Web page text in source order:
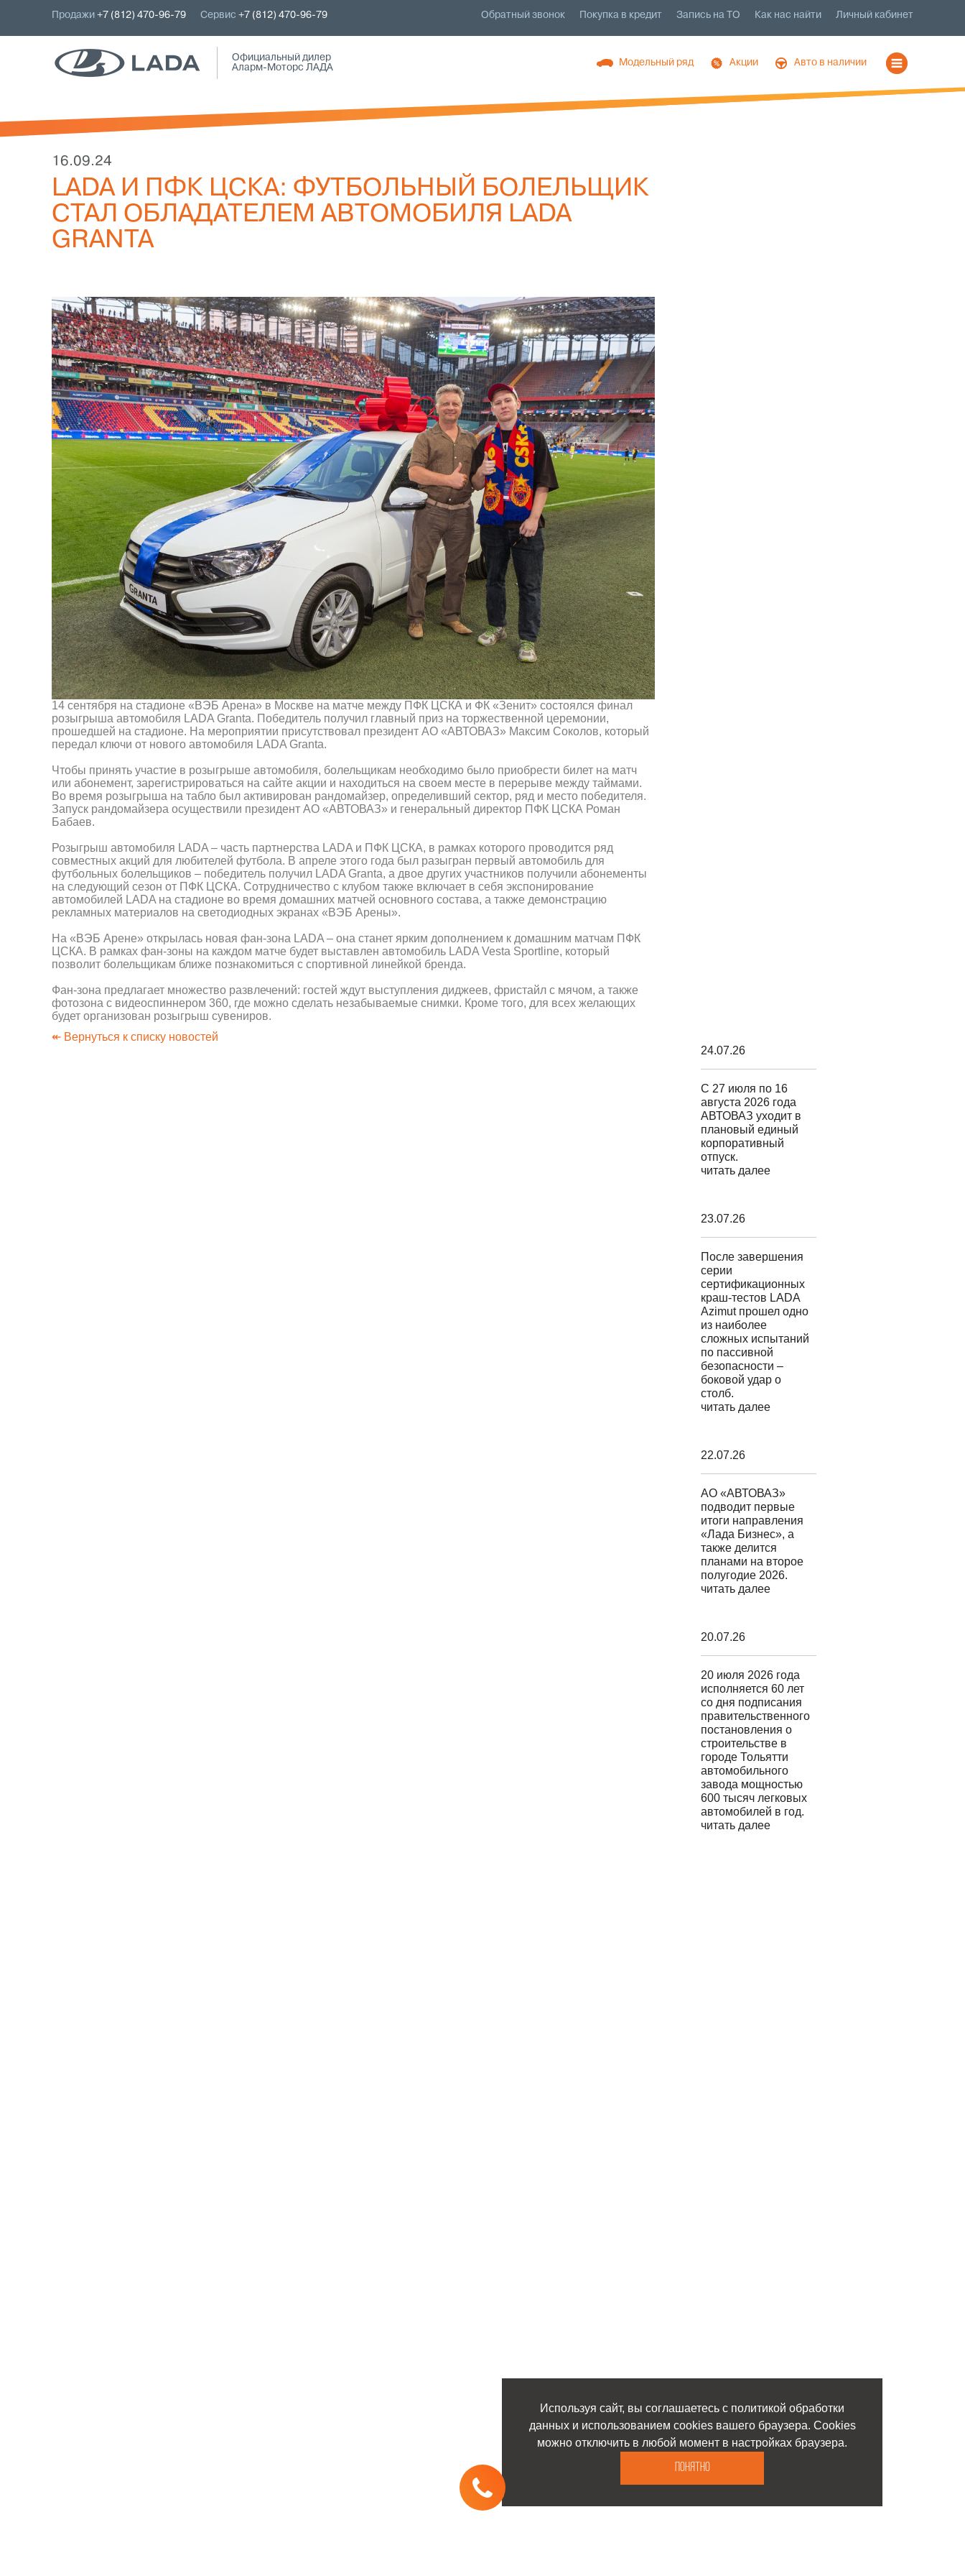
Личный кабинет
Как нас найти
Запись на ТО
Покупка в кредит
Обратный звонок
Продажи +7 (812) 470-96-79 Сервис +7 (812) 470-96-79
Авто в наличии
Акции
Модельный ряд
Официальный дилер
Аларм-Моторс ЛАДА
16.09.24
LADA И ПФК ЦСКА: ФУТБОЛЬНЫЙ БОЛЕЛЬЩИК
СТАЛ ОБЛАДАТЕЛЕМ АВТОМОБИЛЯ LADA
GRANTA
14 сентября на стадионе «ВЭБ Арена» в Москве на матче между ПФК ЦСКА и ФК «Зенит» состоялся финал
розыгрыша автомобиля LADA Granta. Победитель получил главный приз на торжественной церемонии,
прошедшей на стадионе. На мероприятии присутствовал президент АО «АВТОВАЗ» Максим Соколов, который
передал ключи от нового автомобиля LADA Granta.
Чтобы принять участие в розыгрыше автомобиля, болельщикам необходимо было приобрести билет на матч
или абонемент, зарегистрироваться на сайте акции и находиться на своем месте в перерыве между таймами.
Во время розыгрыша на табло был активирован рандомайзер, определивший сектор, ряд и место победителя.
Запуск рандомайзера осуществили президент АО «АВТОВАЗ» и генеральный директор ПФК ЦСКА Роман
Бабаев.
Розыгрыш автомобиля LADA – часть партнерства LADA и ПФК ЦСКА, в рамках которого проводится ряд
совместных акций для любителей футбола. В апреле этого года был разыгран первый автомобиль для
футбольных болельщиков – победитель получил LADA Granta, а двое других участников получили абонементы
на следующий сезон от ПФК ЦСКА. Сотрудничество с клубом также включает в себя экспонирование
автомобилей LADA на стадионе во время домашних матчей основного состава, а также демонстрацию
рекламных материалов на светодиодных экранах «ВЭБ Арены».
На «ВЭБ Арене» открылась новая фан-зона LADA – она станет ярким дополнением к домашним матчам ПФК
ЦСКА. В рамках фан-зоны на каждом матче будет выставлен автомобиль LADA Vesta Sportline, который
позволит болельщикам ближе познакомиться с спортивной линейкой бренда.
Фан-зона предлагает множество развлечений: гостей ждут выступления диджеев, фристайл с мячом, а также
фотозона с видеоспиннером 360, где можно сделать незабываемые снимки. Кроме того, для всех желающих
будет организован розыгрыш сувениров.
↞ Вернуться к списку новостей
24.07.26
С 27 июля по 16
августа 2026 года
АВТОВАЗ уходит в
плановый единый
корпоративный
отпуск.
читать далее
23.07.26
После завершения
серии
сертификационных
краш-тестов LADA
Azimut прошел одно
из наиболее
сложных испытаний
по пассивной
безопасности –
боковой удар о
столб.
читать далее
22.07.26
АО «АВТОВАЗ»
подводит первые
итоги направления
«Лада Бизнес», а
также делится
планами на второе
полугодие 2026.
читать далее
20.07.26
20 июля 2026 года
исполняется 60 лет
со дня подписания
правительственного
постановления о
строительстве в
городе Тольятти
автомобильного
завода мощностью
600 тысяч легковых
автомобилей в год.
читать далее
Используя сайт, вы соглашаетесь с политикой обработки
данных и использованием cookies вашего браузера. Cookies
можно отключить в любой момент в настройках браузера.
Понятно